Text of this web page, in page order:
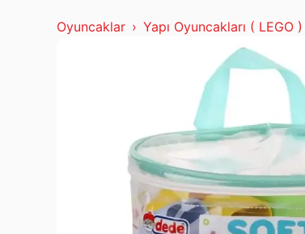
Oyuncaklar Yapı Oyuncakları ( LEGO )